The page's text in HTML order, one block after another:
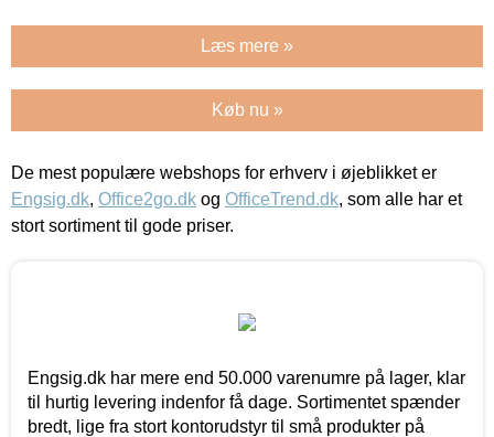
Læs mere »
Køb nu »
De mest populære webshops for erhverv i øjeblikket er
Engsig.dk, Office2go.dk og OfficeTrend.dk, som alle har et
stort sortiment til gode priser.
Engsig.dk har mere end 50.000 varenumre på lager, klar
til hurtig levering indenfor få dage. Sortimentet spænder
bredt, lige fra stort kontorudstyr til små produkter på